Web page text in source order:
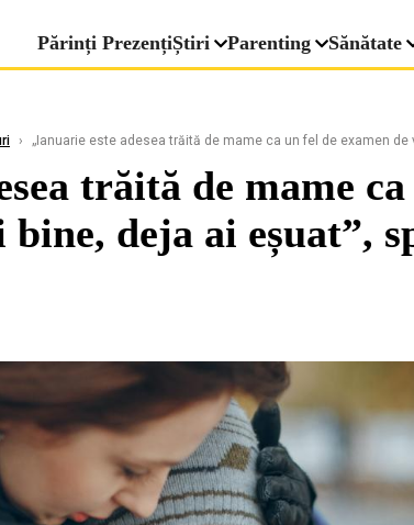
Părinți PrezențiȘtiri Parenting Sănătate
› „Ianuarie este adesea trăită de mame ca un fel de examen
trăită de mame
bine, deja ai eșuat”,